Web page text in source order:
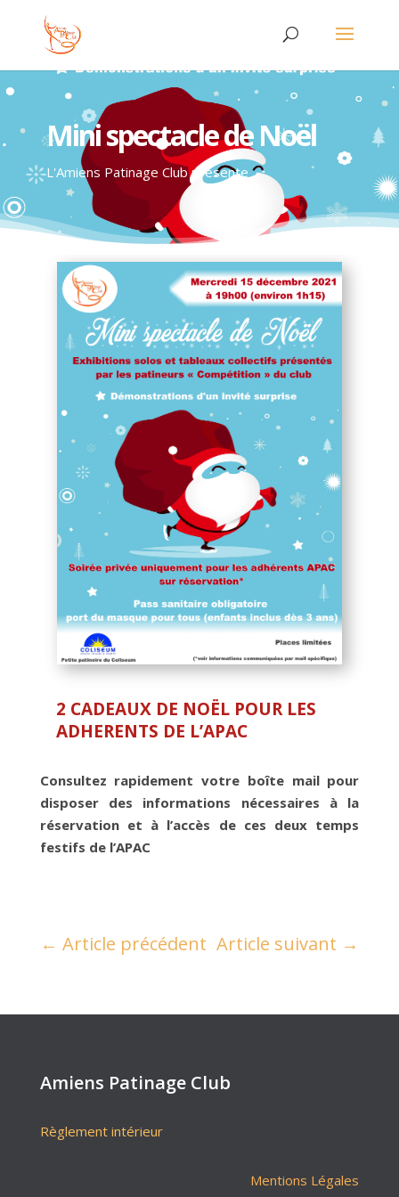
Mini spectacle de Noël
L'Amiens Patinage Club présente ....
2 CADEAUX DE NOËL POUR LES
ADHERENTS DE L’APAC
Consultez rapidement votre boîte mail pour
disposer des informations nécessaires à la
réservation et à l’accès de ces deux temps
festifs de l’APAC
← Article précédent Article suivant →
Amiens Patinage Club
Règlement intérieur
Mentions Légales